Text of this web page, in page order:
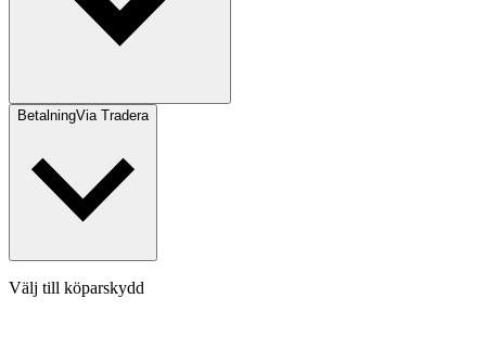
BetalningVia Tradera
Välj till köparskydd